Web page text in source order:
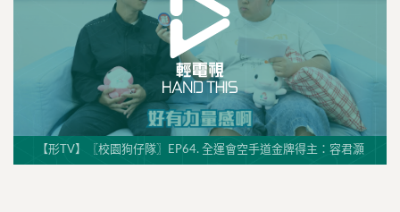
【形TV】〖校園狗仔隊〗EP64. 全運會空手道金牌得主：容君灝